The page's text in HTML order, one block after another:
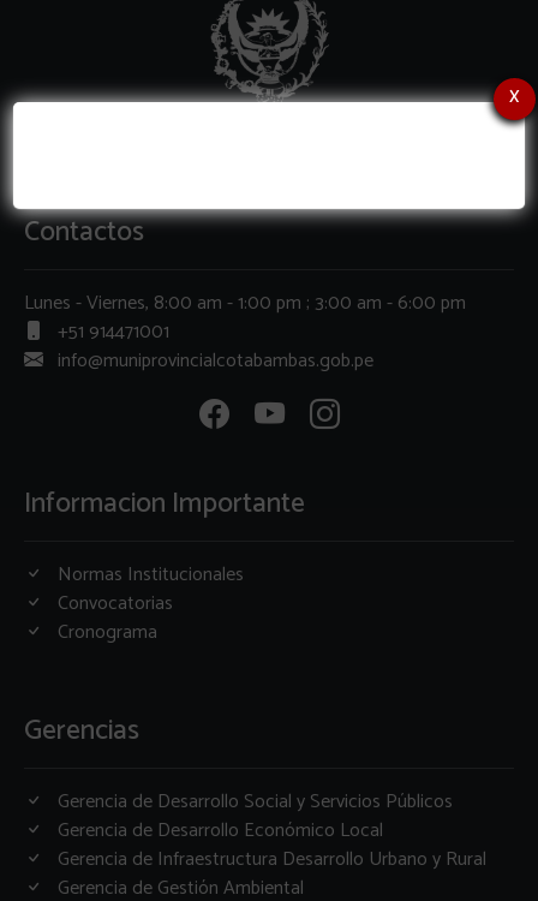
x
Contactos
Lunes - Viernes, 8:00 am - 1:00 pm ; 3:00 am - 6:00 pm
+51 914471001
info@muniprovincialcotabambas.gob.pe
Informacion Importante
Normas Institucionales
Convocatorias
Cronograma
Gerencias
Gerencia de Desarrollo Social y Servicios Públicos
Gerencia de Desarrollo Económico Local
Gerencia de Infraestructura Desarrollo Urbano y Rural
Gerencia de Gestión Ambiental